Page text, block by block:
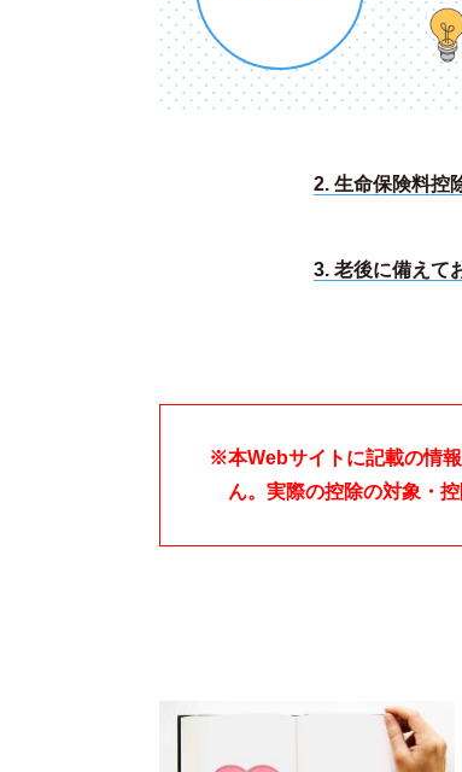
2. 生命保険料控
3. 老後に備えて
※本Webサイトに記載の情
ん。実際の控除の対象・